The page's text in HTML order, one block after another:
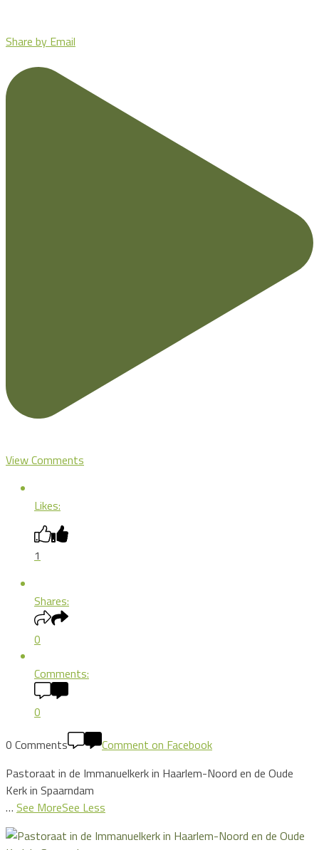
Share by Email
View Comments
Likes:
1
Shares:
0
Comments:
0
0 Comments
Comment on Facebook
Pastoraat in de Immanuelkerk in Haarlem-Noord en de Oude
Kerk in Spaarndam
… See MoreSee Less